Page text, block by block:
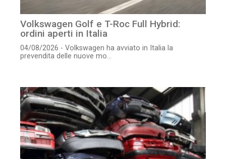
Volkswagen Golf e T-Roc Full Hybrid:
ordini aperti in Italia
04/08/2026 - Volkswagen ha avviato in Italia la
prevendita delle nuove mo...